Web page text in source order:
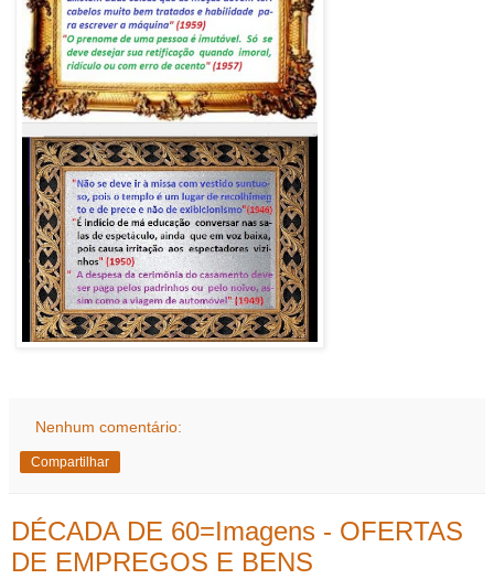
Nenhum comentário:
Compartilhar
DÉCADA DE 60=Imagens - OFERTAS
DE EMPREGOS E BENS